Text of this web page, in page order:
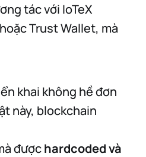
tác với IoTeX
Trust Wallet, mà
khai không hề đơn
này, blockchain
đượchardcoded và